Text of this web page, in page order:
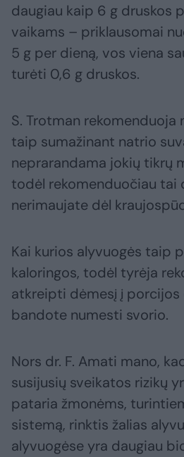
daugiau kaip 6 g druskos
vaikams – priklausomai
5 g per dieną, vos viena
turėti 0,6 g druskos.
S. Trotman rekomenduoja
taip sumažinant natrio
neprarandama jokių tikrų
todėl rekomenduočiau tai
nerimaujate dėl
Kai kurios alyvuogės taip
kaloringos, todėl tyrėja
atkreipti dėmesį į
bandote numesti svorio.
Nors dr. F. Amati mano,
susijusių sveikatos rizikų
pataria žmonėms,
sistemą, rinktis žalias
alyvuogėse yra daugiau